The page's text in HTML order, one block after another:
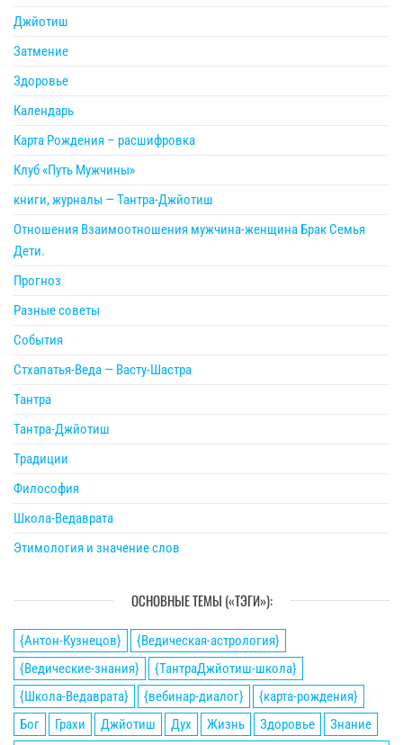
Джйотиш
Затмение
Здоровье
Календарь
Карта Рождения – расшифровка
Клуб «Путь Мужчины»
книги, журналы — Тантра-Джйотиш
Отношения Взаимоотношения мужчина-женщина Брак Семья
Дети.
Прогноз
Разные советы
События
Стхапатья-Веда — Васту-Шастра
Тантра
Тантра-Джйотиш
Традиции
Философия
Школа-Ведаврата
Этимология и значение слов
ОСНОВНЫЕ ТЕМЫ («ТЭГИ»):
{Антон-Кузнецов}
{Ведическая-астрология}
{Ведические-знания}
{ТантраДжйотиш-школа}
{Школа-Ведаврата}
{вебинар-диалог}
{карта-рождения}
Бог
Грахи Джйотиш Дух Жизнь Здоровье
Знание